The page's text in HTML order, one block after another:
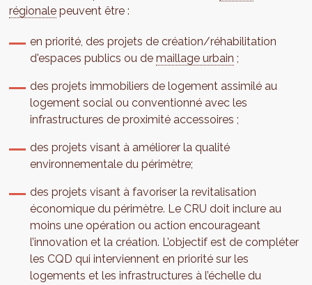
régionale peuvent être :
en priorité, des projets de création/réhabilitation
d'espaces publics ou demaillage urbain ;
des projets immobiliers de logement assimilé au
logement social ou conventionné avec les
infrastructures de proximité accessoires ;
des projets visant à améliorer la qualité
environnementale du périmètre;
des projets visant à favoriser la revitalisation
économique du périmètre. Le CRU doit inclure au
moins une opération ou action encourageant
l’innovation et la création. L’objectif est de compléter
les CQD qui interviennent en priorité sur les
logements et les infrastructures à l’échelle du